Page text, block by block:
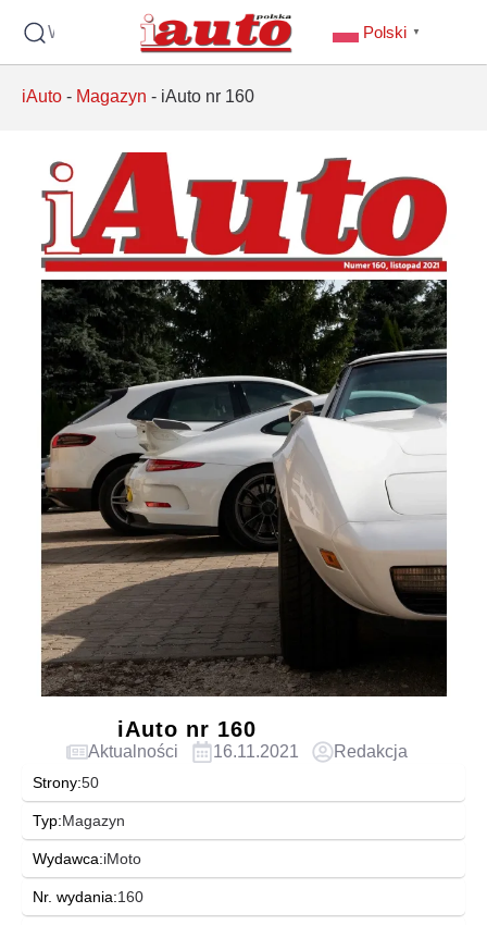
Wyszukaj Polski ▼
iAuto - Magazyn - iAuto nr 160
iAuto nr 160
Aktualności 16.11.2021 Redakcja
Strony:50
Typ:Magazyn
Wydawca:iMoto
Nr. wydania:160